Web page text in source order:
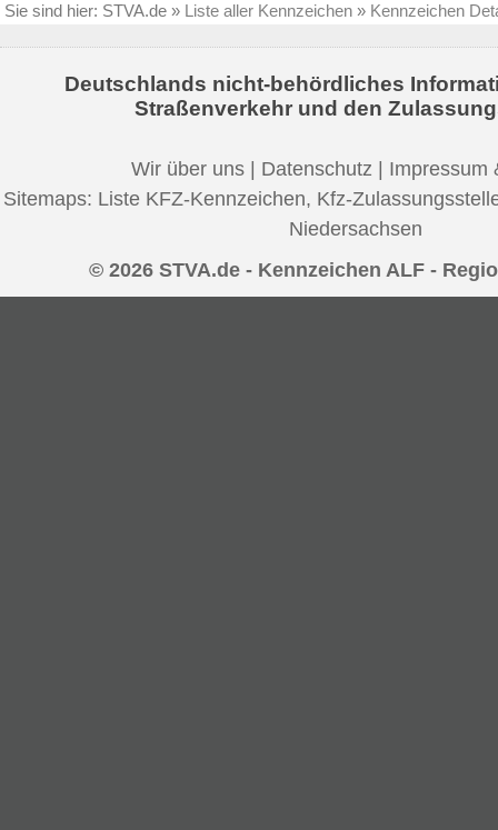
Sie sind hier: STVA.de » Liste aller Kennzeichen » Kennzeichen
Deutschlands nicht-behördliches
Straßenverkehr und den
Wir über uns | Datenschutz | Impressum
Sitemaps: Liste KFZ-Kennzeichen, Kfz-
Niedersachsen
© 2026 STVA.de - Kennzeichen ALF -